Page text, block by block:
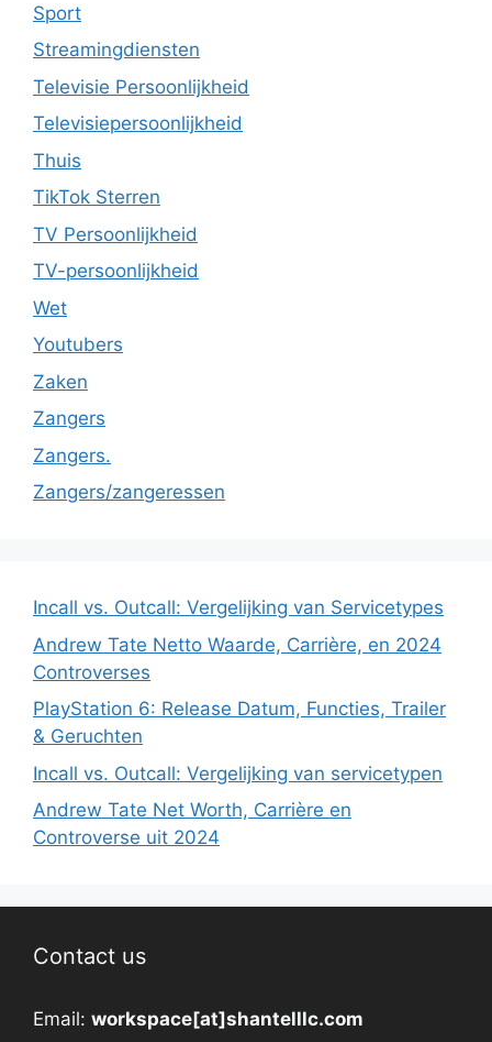
Sport
Streamingdiensten
Televisie Persoonlijkheid
Televisiepersoonlijkheid
Thuis
TikTok Sterren
TV Persoonlijkheid
TV-persoonlijkheid
Wet
Youtubers
Zaken
Zangers
Zangers.
Zangers/zangeressen
Incall vs. Outcall: Vergelijking van Servicetypes
Andrew Tate Netto Waarde, Carrière, en 2024
Controverses
PlayStation 6: Release Datum, Functies, Trailer
& Geruchten
Incall vs. Outcall: Vergelijking van servicetypen
Andrew Tate Net Worth, Carrière en
Controverse uit 2024
Contact us
Email: workspace[at]shantelllc.com